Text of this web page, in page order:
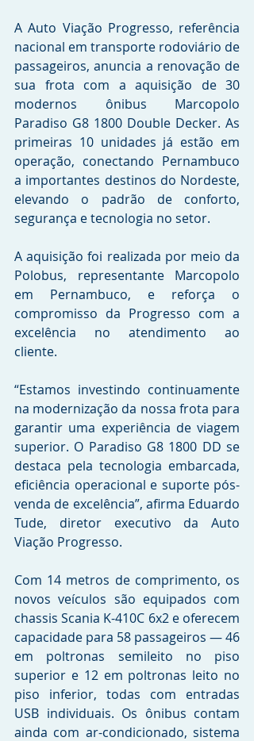
A Auto Viação Progresso, referência
nacional em transporte rodoviário de
passageiros, anuncia a renovação de
sua frota com a aquisição de 30
modernos ônibus Marcopolo
Paradiso G8 1800 Double Decker. As
primeiras 10 unidades já estão em
operação, conectando Pernambuco
a importantes destinos do Nordeste,
elevando o padrão de conforto,
segurança e tecnologia no setor.
A aquisição foi realizada por meio da
Polobus, representante Marcopolo
em Pernambuco, e reforça o
compromisso da Progresso com a
excelência no atendimento ao
cliente.
“Estamos investindo continuamente
na modernização da nossa frota para
garantir uma experiência de viagem
superior. O Paradiso G8 1800 DD se
destaca pela tecnologia embarcada,
eficiência operacional e suporte pós-
venda de excelência”, afirma Eduardo
Tude, diretor executivo da Auto
Viação Progresso.
Com 14 metros de comprimento, os
novos veículos são equipados com
chassis Scania K-410C 6x2 e oferecem
capacidade para 58 passageiros — 46
em poltronas semileito no piso
superior e 12 em poltronas leito no
piso inferior, todas com entradas
USB individuais. Os ônibus contam
ainda com ar-condicionado, sistema